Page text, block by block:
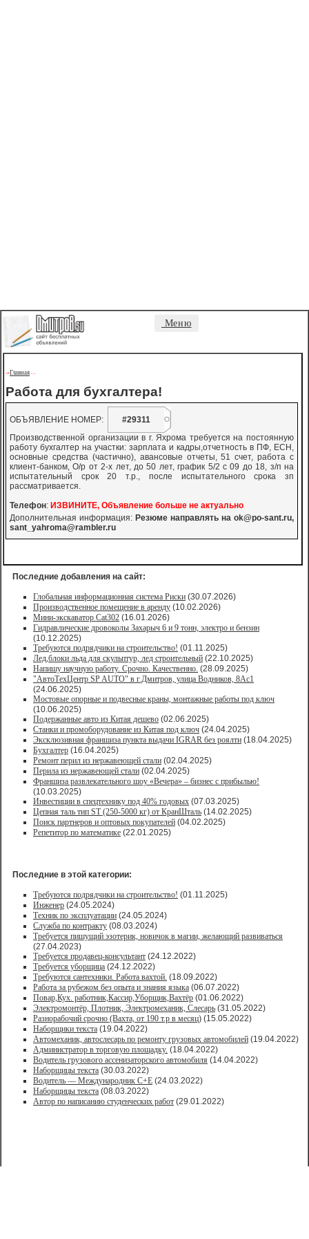
Меню
->Главная - -
Работа для бухгалтера!
ОБЪЯВЛЕНИЕ НОМЕР:
#29311
Производственной организации в г. Яхрома требуется на постоянную
работу бухгалтер на участки: зарплата и кадры,отчетность в ПФ, ЕСН,
основные средства (частично), авансовые отчеты, 51 счет, работа с
клиент-банком, О/р от 2-х лет, до 50 лет, график 5/2 с 09 до 18, з/п на
испытательный срок 20 т.р., после испытательного срока зп
рассматривается.
Телефон: ИЗВИНИТЕ, Объявление больше не актуально
Дополнительная информация: Резюме направлять на ok@po-sant.ru,
sant_yahroma@rambler.ru
Последние добавления на сайт:
Глобальная информационная система Риски (30.07.2026)
Производственное помещение в аренду (10.02.2026)
Мини-экскаватор Cat302 (16.01.2026)
Гидравлические дровоколы Захарыч 6 и 9 тонн, электро и бензин
(10.12.2025)
Требуются подрядчики на строительство! (01.11.2025)
Лед,блоки льда для скульптур, лед строительный (22.10.2025)
Напишу научную работу. Срочно. Качественно. (28.09.2025)
"АвтоТехЦентр SP AUTO" в г.Дмитров, улица Водников, 8Ас1
(24.06.2025)
Мостовые опорные и подвесные краны, монтажные работы под ключ
(10.06.2025)
Подержанные авто из Китая дешево (02.06.2025)
Станки и промоборудование из Китая под ключ (24.04.2025)
Эксклюзивная франшиза пункта выдачи IGRAR без роялти (18.04.2025)
Бухгалтер (16.04.2025)
Ремонт перил из нержавеющей стали (02.04.2025)
Перила из нержавеющей стали (02.04.2025)
Франшиза развлекательного шоу «Вечера» – бизнес с прибылью!
(10.03.2025)
Инвестиции в спецтехнику под 40% годовых (07.03.2025)
Цепная таль тип ST (250-5000 кг) от КранШталь (14.02.2025)
Поиск партнеров и оптовых покупателей (04.02.2025)
Репетитор по математике (22.01.2025)
Последние в этой категории:
Требуются подрядчики на строительство! (01.11.2025)
Инженер (24.05.2024)
Техник по эксплуатации (24.05.2024)
Служба по контракту (08.03.2024)
Требуется пишущий эзотерик, новичок в магии, желающий развиваться
(27.04.2023)
Требуется продавец-консультант (24.12.2022)
Требуется уборщица (24.12.2022)
Требуются сантехники. Работа вахтой. (18.09.2022)
Работа за рубежом без опыта и знания языка (06.07.2022)
Повар,Кух. работник,Кассир,Уборщик,Вахтёр (01.06.2022)
Электромонтёр, Плотник, Электромеханик, Слесарь (31.05.2022)
Paзнoрабочий cрочно (Вахта, от 190 т.р в месяц) (15.05.2022)
Наборщики текста (19.04.2022)
Автомеханик, автослесарь по ремонту грузовых автомобилей (19.04.2022)
Администратор в торговую площадку. (18.04.2022)
Водитель грузового ассенизаторского автомобиля (14.04.2022)
Наборщицы текста (30.03.2022)
Водитель — Международник С+Е (24.03.2022)
Наборщицы текста (08.03.2022)
Автор по написанию студенческих работ (29.01.2022)